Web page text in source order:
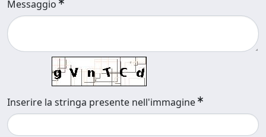
Messaggio
Inserire la stringa presente nell'immagine